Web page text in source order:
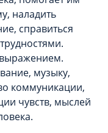
наладить
справиться
музыку,
коммуникации,
чувств, мыслей